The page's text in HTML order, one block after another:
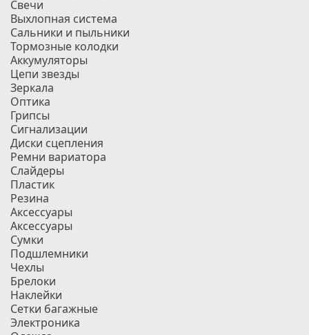
Свечи
Выхлопная система
Сальники и пыльники
Тормозные колодки
Аккумуляторы
Цепи звезды
Зеркала
Оптика
Грипсы
Сигнализации
Диски сцепления
Ремни вариатора
Слайдеры
Пластик
Резина
Аксессуары
Аксессуары
Сумки
Подшлемники
Чехлы
Брелоки
Наклейки
Сетки багажные
Электроника